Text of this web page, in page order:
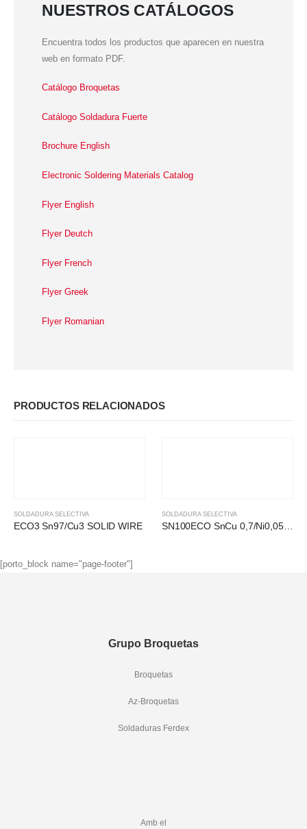
NUESTROS CATÁLOGOS
Encuentra todos los productos que aparecen en nuestra
web en formato PDF.
Catálogo Broquetas
Catálogo Soldadura Fuerte
Brochure English
Electronic Soldering Materials Catalog
Flyer English
Flyer Deutch
Flyer French
Flyer Greek
Flyer Romanian
PRODUCTOS RELACIONADOS
SOLDADURA SELECTIVA
ECO3 Sn97/Cu3 SOLID WIRE
SOLDADURA SELECTIVA
SN100ECO SnCu 0,7/Ni0,05/Ge SOLID WIRE
[porto_block name="page-footer"]
Grupo Broquetas
Broquetas
Az-Broquetas
Soldaduras Ferdex
Amb el